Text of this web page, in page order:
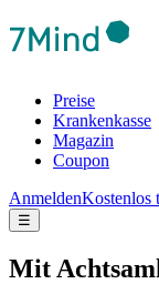
Preise
Krankenkasse
Magazin
Coupon
AnmeldenKostenlos
☰
Mit